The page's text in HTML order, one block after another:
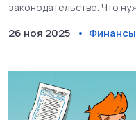
законодательстве. Что
26 ноя 2025